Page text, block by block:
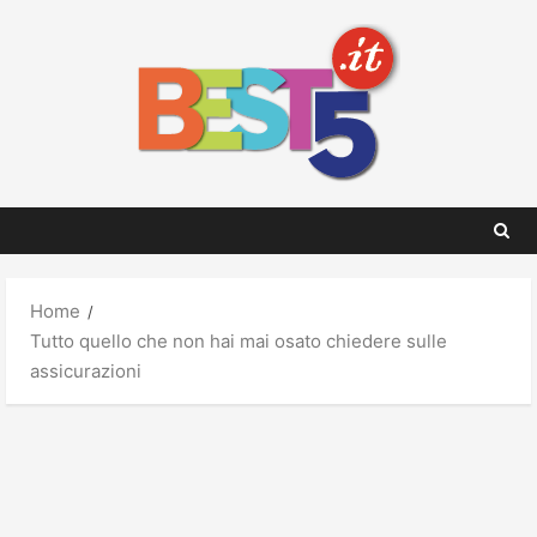
Home
Tutto quello che non hai mai osato chiedere sulle
assicurazioni